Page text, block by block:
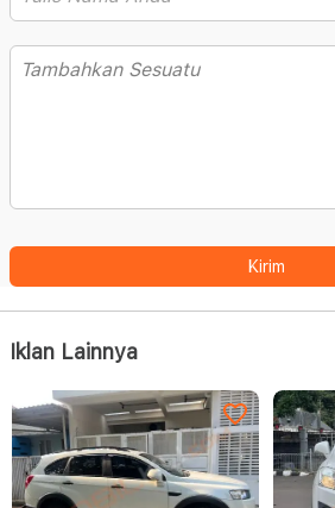
Kirim
Iklan Lainnya